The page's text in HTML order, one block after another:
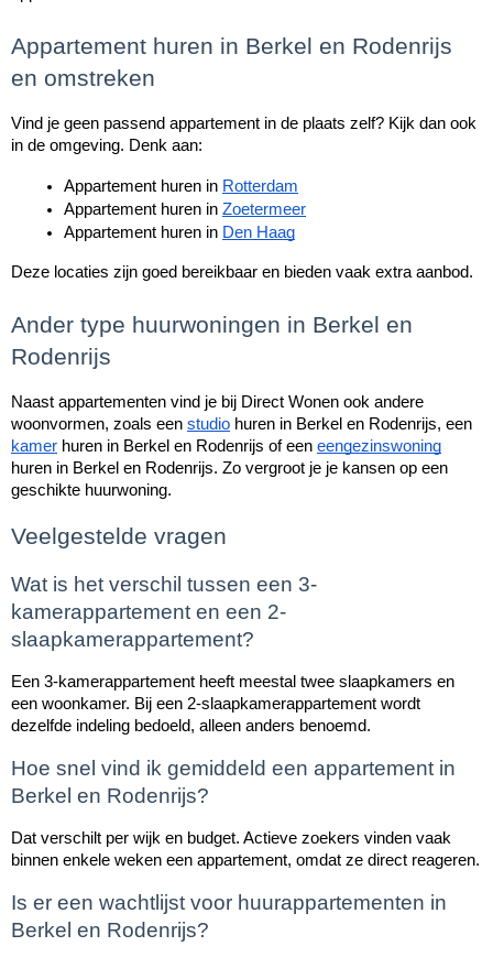
Appartement huren in Berkel en Rodenrijs
en omstreken
Vind je geen passend appartement in de plaats zelf? Kijk dan ook
in de omgeving. Denk aan:
Appartement huren in Rotterdam
Appartement huren in Zoetermeer
Appartement huren in Den Haag
Deze locaties zijn goed bereikbaar en bieden vaak extra aanbod.
Ander type huurwoningen in Berkel en
Rodenrijs
Naast appartementen vind je bij Direct Wonen ook andere
woonvormen, zoals een studio huren in Berkel en Rodenrijs, een
kamer huren in Berkel en Rodenrijs of een eengezinswoning
huren in Berkel en Rodenrijs. Zo vergroot je je kansen op een
geschikte huurwoning.
Veelgestelde vragen
Wat is het verschil tussen een 3-
kamerappartement en een 2-
slaapkamerappartement?
Een 3-kamerappartement heeft meestal twee slaapkamers en
een woonkamer. Bij een 2-slaapkamerappartement wordt
dezelfde indeling bedoeld, alleen anders benoemd.
Hoe snel vind ik gemiddeld een appartement in
Berkel en Rodenrijs?
Dat verschilt per wijk en budget. Actieve zoekers vinden vaak
binnen enkele weken een appartement, omdat ze direct reageren.
Is er een wachtlijst voor huurappartementen in
Berkel en Rodenrijs?